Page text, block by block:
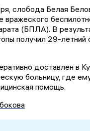
слобода Белая
вражеского
(БПЛА). В
получил 29-летний
доставлен в
больницу, где
помощь.